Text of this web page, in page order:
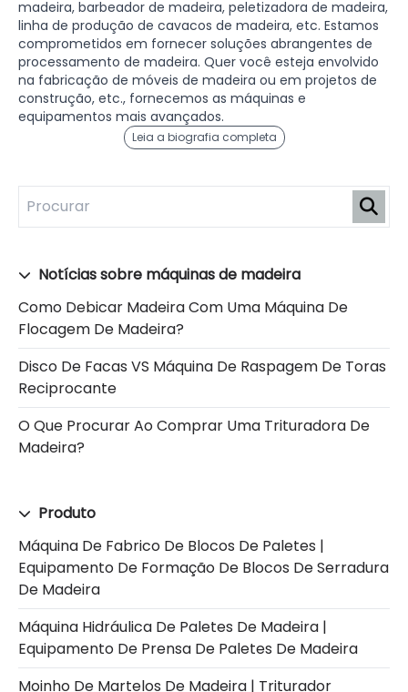
madeira, barbeador de madeira, peletizadora de madeira,
linha de produção de cavacos de madeira, etc. Estamos
comprometidos em fornecer soluções abrangentes de
processamento de madeira. Quer você esteja envolvido
na fabricação de móveis de madeira ou em projetos de
construção, etc., fornecemos as máquinas e
equipamentos mais avançados.
Leia a biografia completa
Notícias sobre máquinas de madeira
Como Debicar Madeira Com Uma Máquina De
Flocagem De Madeira?
Disco De Facas VS Máquina De Raspagem De Toras
Reciprocante
O Que Procurar Ao Comprar Uma Trituradora De
Madeira?
Produto
Máquina De Fabrico De Blocos De Paletes |
Equipamento De Formação De Blocos De Serradura
De Madeira
Máquina Hidráulica De Paletes De Madeira |
Equipamento De Prensa De Paletes De Madeira
Moinho De Martelos De Madeira | Triturador